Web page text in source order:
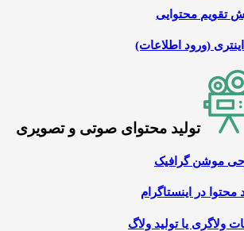
تقویم محتوایی
اینتری (ورود اطلاعات)
تولید محتوای صوتی و تصویری
موشن گرافیک
محتوا در اینستاگرام
ولاگری یا تولید ولاگ